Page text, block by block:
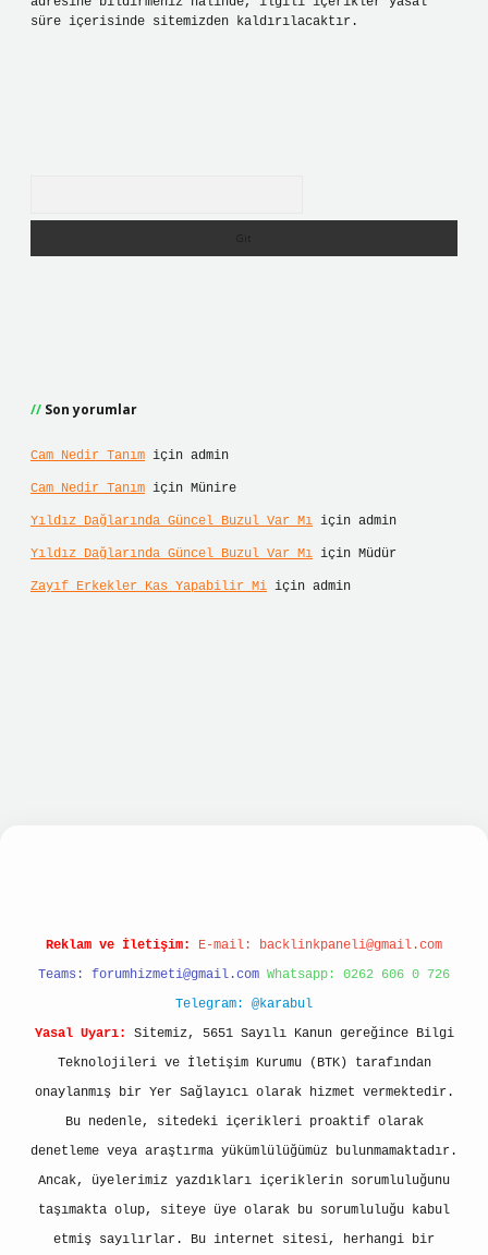
süre içerisinde sitemizden kaldırılacaktır.
Son yorumlar
Cam Nedir Tanım için admin
Cam Nedir Tanım için Münire
Yıldız Dağlarında Güncel Buzul Var Mı için admin
Yıldız Dağlarında Güncel Buzul Var Mı için Müdür
Zayıf Erkekler Kas Yapabilir Mi için admin
Reklam ve İletişim: E-mail: backlinkpaneli@gmail.com
Teams: forumhizmeti@gmail.com Whatsapp: 0262 606 0 726
Telegram: @karabul
Yasal Uyarı:
Sitemiz, 5651 Sayılı Kanun gereğince Bilgi
Teknolojileri ve İletişim Kurumu (BTK) tarafından
onaylanmış bir Yer Sağlayıcı olarak hizmet vermektedir.
Bu nedenle, sitedeki içerikleri proaktif olarak
denetleme veya araştırma yükümlülüğümüz bulunmamaktadır.
Ancak, üyelerimiz yazdıkları içeriklerin sorumluluğunu
taşımakta olup, siteye üye olarak bu sorumluluğu kabul
etmiş sayılırlar. Bu internet sitesi, herhangi bir